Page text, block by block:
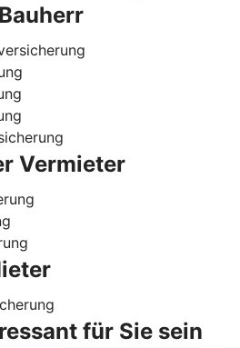
Vermieter
für Sie sein